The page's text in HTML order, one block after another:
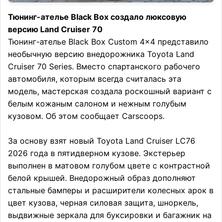
Тюнинг-ателье Black Box создало люксовую
версию Land Cruiser 70
Тюнинг-ателье Black Box Custom 4×4 представило
необычную версию внедорожника Toyota Land
Cruiser 70 Series. Вместо спартанского рабочего
автомобиля, которым всегда считалась эта
модель, мастерская создала роскошный вариант с
белым кожаным салоном и нежным голубым
кузовом. Об этом сообщает Carscoops.
За основу взят новый Toyota Land Cruiser LC76
2026 года в пятидверном кузове. Экстерьер
выполнен в матовом голубом цвете с контрастной
белой крышей. Внедорожный образ дополняют
стальные бамперы и расширители колесных арок в
цвет кузова, черная силовая защита, шноркель,
выдвижные зеркала для буксировки и багажник на